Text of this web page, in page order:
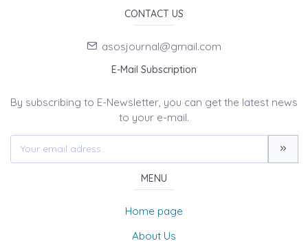
CONTACT US
asosjournal@gmail.com
E-Mail Subscription
By subscribing to E-Newsletter, you can get the latest news
to your e-mail.
MENU
Home page
About Us